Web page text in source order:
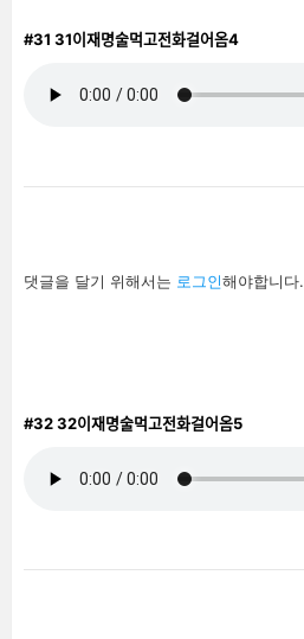
#31 31이재명술먹고전화걸어옴4
답
글
댓글을 달기 위해서는 로그인해야합니다.
#3232이재명술먹고전화걸어옴5